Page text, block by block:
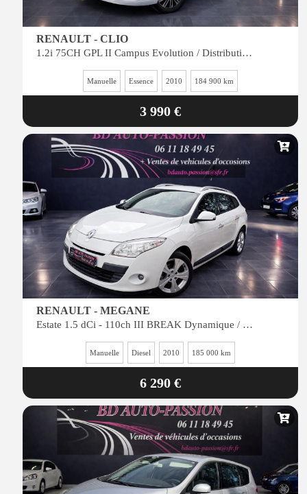
RENAULT - CLIO
1.2i 75CH GPL II Campus Evolution / Distribution et entretien neuf / reprise possible
Manuelle Essence 2010 184 900 km
3 990 €
RENAULT - MEGANE
Estate 1.5 dCi - 110ch III BREAK Dynamique / kit distribution, entretion, CT OK / reprise possible
Manuelle Diesel 2010 185 000 km
6 290 €